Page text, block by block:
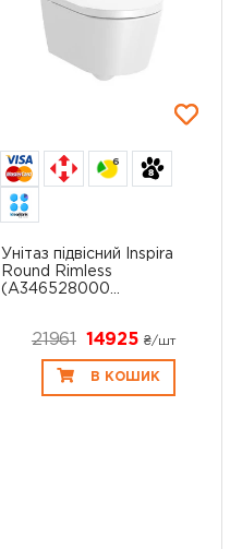
6
Унітаз підвісний Inspira
Round Rimless
(A346528000...
21961 14925 ₴/шт
В КОШИК